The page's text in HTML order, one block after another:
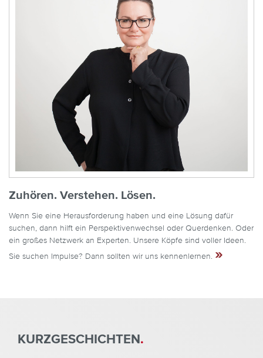
Zuhören. Verstehen. Lösen.
Wenn Sie eine Herausforderung haben und eine Lösung dafür
suchen, dann hilft ein Perspektivenwechsel oder Querdenken. Oder
ein großes Netzwerk an Experten. Unsere Köpfe sind voller Ideen.
Sie suchen Impulse? Dann sollten wir uns kennenlernen. »
KURZGESCHICHTEN .